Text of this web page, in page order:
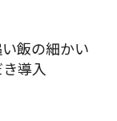
飯の細かい
導入